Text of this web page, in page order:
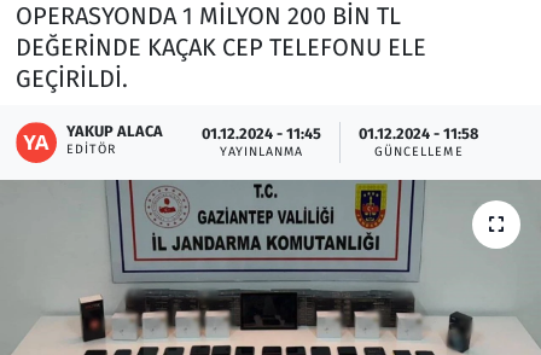
OPERASYONDA 1 MİLYON 200 BİN TL
DEĞERİNDE KAÇAK CEP TELEFONU ELE
GEÇİRİLDİ.
YAKUP ALACA
EDITÖR
01.12.2024 - 11:45
YAYINLANMA
01.12.2024 - 11:58
GÜNCELLEME
Memur ve Kamu
Otomobil
Oyun
Ramazan
Resmi İlanlar
Rüya Tabirleri